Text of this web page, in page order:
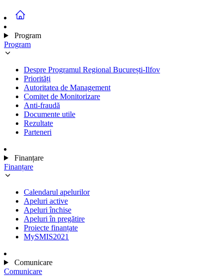
Program
Program
Despre Programul Regional București-Ilfov
Priorități
Autoritatea de Management
Comitet de Monitorizare
Anti-fraudă
Documente utile
Rezultate
Parteneri
Finanțare
Finanțare
Calendarul apelurilor
Apeluri active
Apeluri închise
Apeluri în pregătire
Proiecte finanțate
MySMIS2021
Comunicare
Comunicare